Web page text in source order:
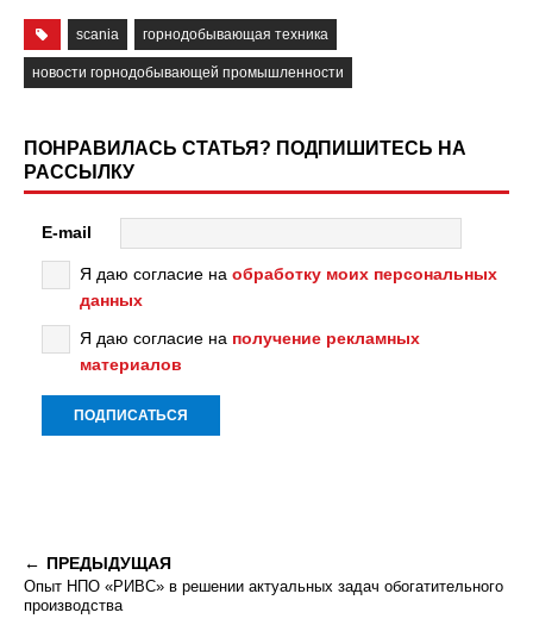
scania горнодобывающая техника
новости горнодобывающей промышленности
ПОНРАВИЛАСЬ СТАТЬЯ? ПОДПИШИТЕСЬ НА
РАССЫЛКУ
E-mail
Я даю согласие на обработку моих персональных
данных
Я даю согласие на получение рекламных
материалов
ПРЕДЫДУЩАЯ
Опыт НПО «РИВС» в решении актуальных задач обогатительного
производства